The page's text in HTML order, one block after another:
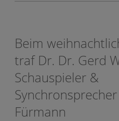
Beim
traf Dr. Dr. Gerd
Schauspieler &
Fürmann